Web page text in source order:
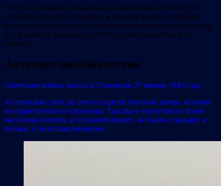
“Не было никаких прощальных обниманий или поцелуев,
мою маму просто оттолкнули в сторону вместе с другими
женщинами и детьми. Это обесчеловечивание началось сразу
же. Я даже не плакала, как будто я разом лишилась всех
эмоций”.
Активное пособничество
Советские войска вошли в Освенцим 27 января 1945 года.
За несколько дней до этого нацисты бросили лагерь, оставив
его практически нетронутым. Там были уничтожено более
миллиона человек, в основном евреев, но были и цыгане, и
поляки, и политзаключенные.